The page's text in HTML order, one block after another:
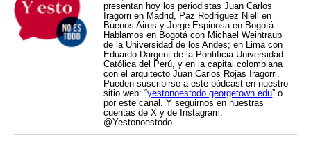
presentan hoy los periodistas Juan Carlos
Iragorri en Madrid, Paz Rodríguez Niell en
Buenos Aires y Jorge Espinosa en Bogotá.
Hablamos en Bogotá con Michael Weintraub
de la Universidad de los Andes; en Lima con
Eduardo Dargent de la Pontificia Universidad
Católica del Perú, y en la capital colombiana
con el arquitecto Juan Carlos Rojas Iragorri.
Pueden suscribirse a este pódcast en nuestro
sitio web: “yestonoestodo.georgetown.edu” o
por este canal. Y seguirnos en nuestras
cuentas de X y de Instagram:
@Yestonoestodo.